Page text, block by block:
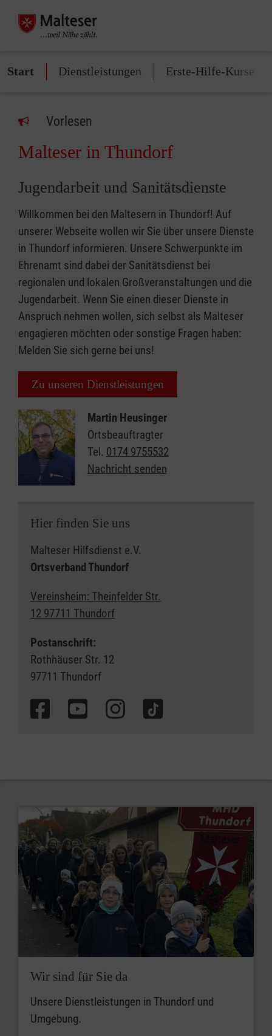
Start Dienstleistungen Erste-Hilfe-Kurse
Vorlesen
Malteser in Thundorf
Jugendarbeit und Sanitätsdienste
Willkommen bei den Maltesern in Thundorf! Auf
unserer Webseite wollen wir Sie über unsere Dienste
in Thundorf informieren. Unsere Schwerpunkte im
Ehrenamt sind dabei der Sanitätsdienst bei
regionalen und lokalen Großveranstaltungen und die
Jugendarbeit. Wenn Sie einen dieser Dienste in
Anspruch nehmen wollen, sich selbst als Malteser
engagieren möchten oder sonstige Fragen haben:
Melden Sie sich gerne bei uns!
Zu unseren Dienstleistungen
Martin Heusinger
Ortsbeauftragter
Tel. 0174 9755532
Nachricht senden
Hier finden Sie uns
Malteser Hilfsdienst e.V.
Ortsverband Thundorf
Vereinsheim: Theinfelder Str.
12 97711 Thundorf
Postanschrift:
Rothhäuser Str. 12
97711 Thundorf
Wir sind für Sie da
Unsere Dienstleistungen in Thundorf und
Umgebung.